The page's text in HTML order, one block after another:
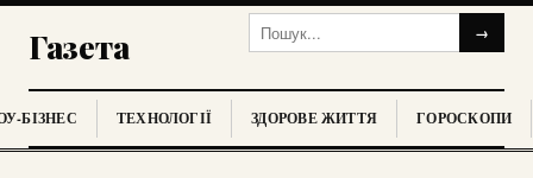
Газета →
БІЗНЕС ТЕХНОЛОГІЇ ЗДОРОВЕ ЖИТТЯ ГОРОСКОПИ